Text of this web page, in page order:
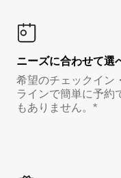
ニーズに合わせて選
希望のチェックイン
ラインで簡単に予約
もありません。*